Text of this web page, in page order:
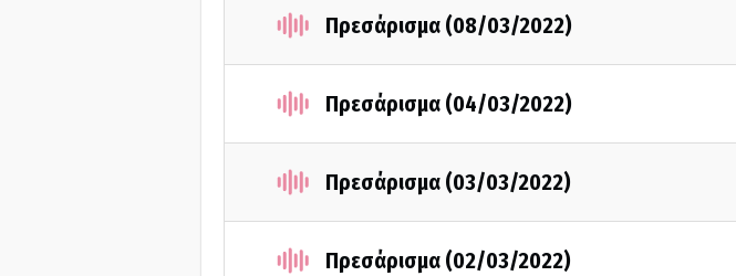
Πρεσάρισμα (08/03/2022)
Πρεσάρισμα (04/03/2022)
Πρεσάρισμα (03/03/2022)
Πρεσάρισμα (02/03/2022)